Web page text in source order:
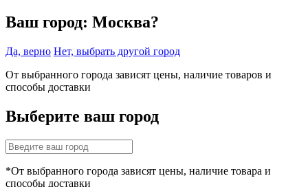
Ваш город: Москва?
Да, верно Нет, выбрать другой город
От выбранного города зависят цены, наличие товаров и
способы доставки
Выберите ваш город
*От выбранного города зависят цены, наличие товара и
способы доставки